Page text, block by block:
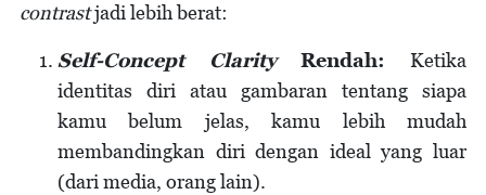
contrastjadi lebih berat:
Self-Concept ClarityRendah:Ketika
identitas diri atau gambaran tentang siapa
kamu belum jelas, kamu lebih mudah
membandingkan diri dengan ideal yang luar
(dari media, orang lain).